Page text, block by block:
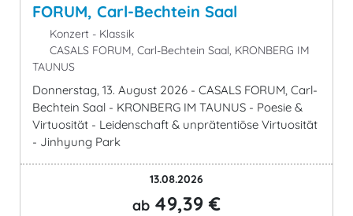
FORUM, Carl-Bechtein Saal
Konzert - Klassik
CASALS FORUM, Carl-Bechtein Saal, KRONBERG IM
TAUNUS
Donnerstag, 13. August 2026 - CASALS FORUM, Carl-
Bechtein Saal - KRONBERG IM TAUNUS - Poesie &
Virtuosität - Leidenschaft & unprätentiöse Virtuosität
- Jinhyung Park
13.08.2026
ab 49,39 €